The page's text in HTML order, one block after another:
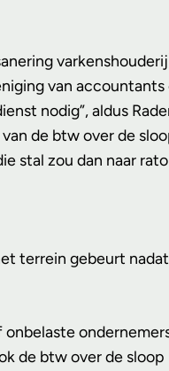
van
nodig”, aldus
de btw over de
stal zou dan naar
terrein gebeurt
de btw over de